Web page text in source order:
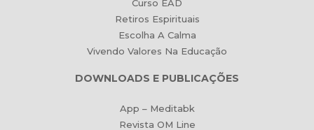
Curso EAD
Retiros Espirituais
Escolha A Calma
Vivendo Valores Na Educação
DOWNLOADS E PUBLICAÇÕES
App – Meditabk
Revista OM Line